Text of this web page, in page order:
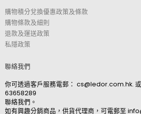
購物積分兌換優惠政策及條款
購物條款及細則
退款及運送政策
私隱政策
聯絡我們
你可透過客戶服務電郵： cs@ledor.com.hk. 或
63658289
聯絡我們。
如有興趣分銷商品，供貨代理商，可電郵至